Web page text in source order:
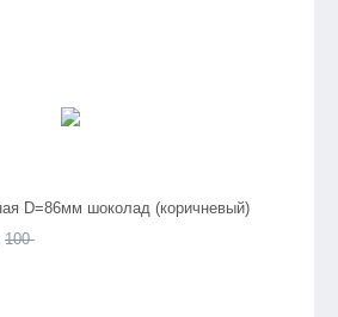
D=86мм шоколад (коричневый)
100